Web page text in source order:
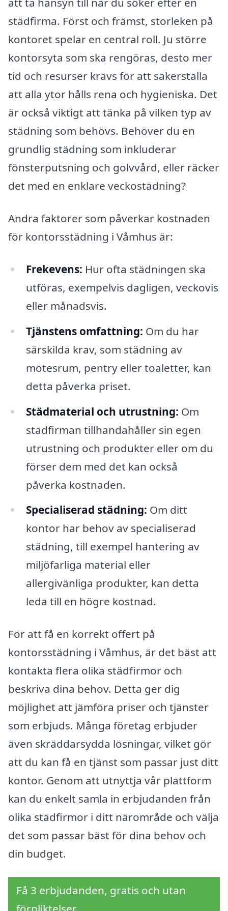
städfirma. Först och främst, storleken på
kontoret spelar en central roll. Ju större
kontorsyta som ska rengöras, desto mer
tid och resurser krävs för att säkerställa
att alla ytor hålls rena och hygieniska. Det
är också viktigt att tänka på vilken typ av
städning som behövs. Behöver du en
grundlig städning som inkluderar
fönsterputsning och golvvård, eller räcker
det med en enklare veckostädning?
Andra faktorer som påverkar kostnaden
för kontorsstädning i Våmhus är:
Frekevens: Hur ofta städningen ska
utföras, exempelvis dagligen, veckovis
eller månadsvis.
Tjänstens omfattning: Om du har
särskilda krav, som städning av
mötesrum, pentry eller toaletter, kan
detta påverka priset.
Städmaterial och utrustning: Om
städfirman tillhandahåller sin egen
utrustning och produkter eller om du
förser dem med det kan också
påverka kostnaden.
Specialiserad städning: Om ditt
kontor har behov av specialiserad
städning, till exempel hantering av
miljöfarliga material eller
allergivänliga produkter, kan detta
leda till en högre kostnad.
För att få en korrekt offert på
kontorsstädning i Våmhus, är det bäst att
kontakta flera olika städfirmor och
beskriva dina behov. Detta ger dig
möjlighet att jämföra priser och tjänster
som erbjuds. Många företag erbjuder
även skräddarsydda lösningar, vilket gör
att du kan få en tjänst som passar just ditt
kontor. Genom att utnyttja vår plattform
kan du enkelt samla in erbjudanden från
olika städfirmor i ditt närområde och välja
det som passar bäst för dina behov och
din budget.
Få 3 erbjudanden, gratis och utan